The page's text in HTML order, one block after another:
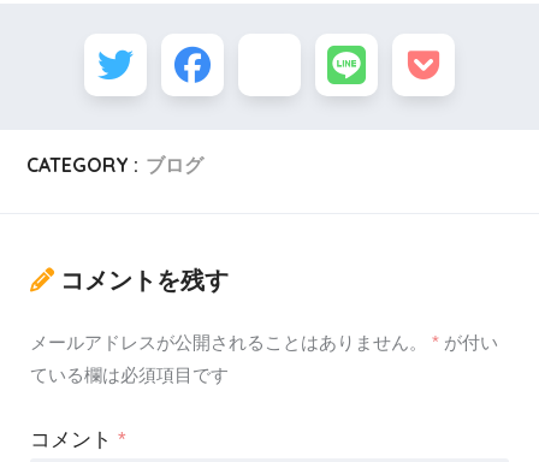
CATEGORY : ブログ
コメントを残す
メールアドレスが公開されることはありません。 * が付い
ている欄は必須項目です
コメント*